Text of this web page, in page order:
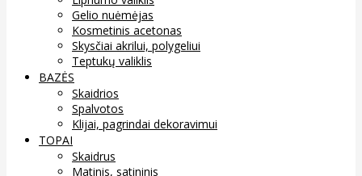
Gelio nuėmėjas
Kosmetinis acetonas
Skysčiai akrilui, polygeliui
Teptukų valiklis
BAZĖS
Skaidrios
Spalvotos
Klijai, pagrindai dekoravimui
TOPAI
Skaidrus
Matinis, satininis